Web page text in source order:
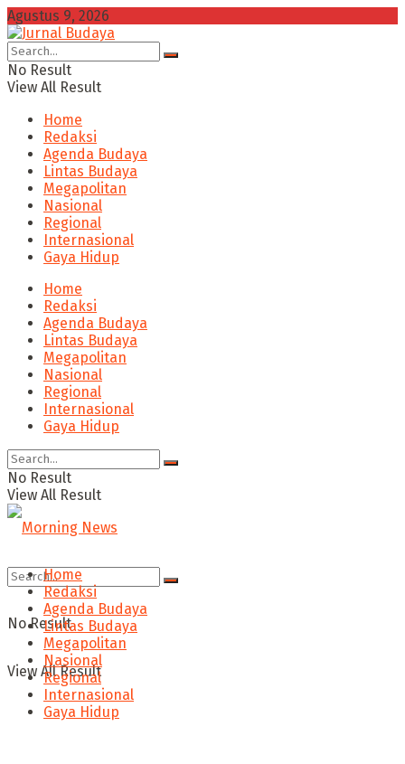
Agustus 9, 2026
No Result
View All Result
Home
Redaksi
Agenda Budaya
Lintas Budaya
Megapolitan
Nasional
Regional
Internasional
Gaya Hidup
Home
Redaksi
Agenda Budaya
Lintas Budaya
Megapolitan
Nasional
Regional
Internasional
Gaya Hidup
No Result
View All Result
No Result
View All Result
Home
Redaksi
Agenda Budaya
Lintas Budaya
Megapolitan
Nasional
Regional
Internasional
Gaya Hidup